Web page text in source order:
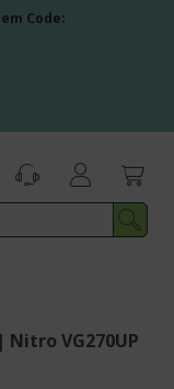
Code:
VG270UP